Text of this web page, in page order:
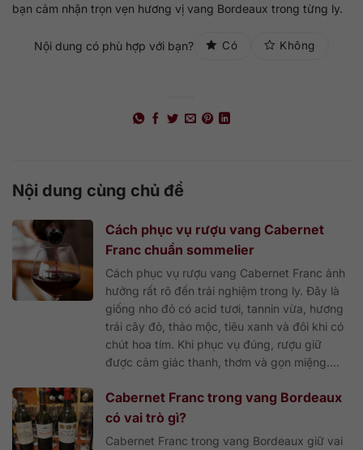
bạn cảm nhận trọn vẹn hương vị vang Bordeaux trong từng ly.
Nội dung có phù hợp với bạn? Có Không
Nội dung cùng chủ đề
Cách phục vụ rượu vang Cabernet
Franc chuẩn sommelier
Cách phục vụ rượu vang Cabernet Franc ảnh
hưởng rất rõ đến trải nghiệm trong ly. Đây là
giống nho đỏ có acid tươi, tannin vừa, hương
trái cây đỏ, thảo mộc, tiêu xanh và đôi khi có
chút hoa tím. Khi phục vụ đúng, rượu giữ
được cảm giác thanh, thơm và gọn miệng....
Cabernet Franc trong vang Bordeaux
có vai trò gì?
Cabernet Franc trong vang Bordeaux giữ vai